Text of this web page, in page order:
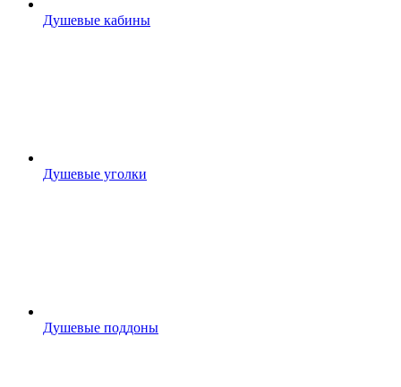
Душевые кабины
Душевые уголки
Душевые поддоны